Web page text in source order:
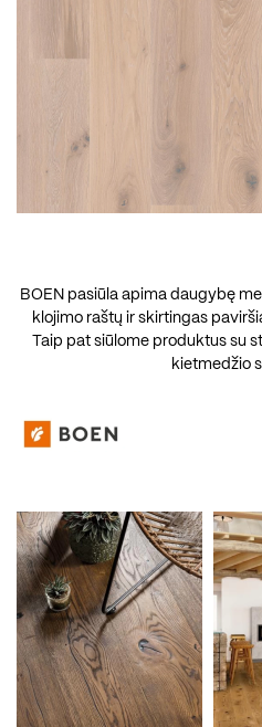
BOEN pasiūla apima daugybę
klojimo raštų ir skirtingas
Taip pat siūlome produktus su
kietmedžio